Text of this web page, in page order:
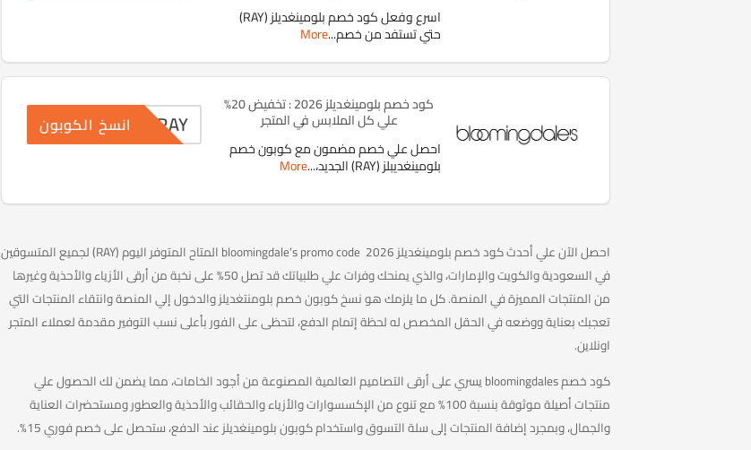
اسرع وفعل كود خصم بلومينغديلز (RAY)
حتي تستفد من خصم...
More
كود خصم بلومينغديلز 2026 : تخفيض 20%
علي كل الملابس في المتجر
احصل علي خصم مضمون مع كوبون خصم
بلومينغديبلز (RAY) الجديد، ...
More
RAY انسخ الكوبون
احصل الآن علي أحدث كود خصم بلومينغديلز 2026 bloomingdale’s promo code المتاح المتوفر اليوم (RAY) لجميع المتسوقين
في السعودية والكويت والإمارات، والذي يمنحك وفرات علي طلبياتك قد تصل 50% على نخبة من أرقى الأزياء والأحذية وغيرها
من المنتجات المميزة في المنصة. كل ما يلزمك هو نسخ كوبون خصم بلومنتغديلز والدخول إلي المنصة وانتقاء المنتجات التي
تعجبك بعناية ووضعه في الحقل المخصص له لحظة إتمام الدفع، لتحظى على الفور بأعلى نسب التوفير مقدمة لعملاء المتجر
اونلاين.
كود خصم bloomingdales يسري على أرقى التصاميم العالمية المصنوعة من أجود الخامات، مما يضمن لك الحصول علي
منتجات أصيلة موثوقة بنسبة 100% مع تنوع من الإكسسوارات والأزياء والحقائب والأحذية والعطور ومستحضرات العناية
والجمال، وبمجرد إضافة المنتجات إلى سلة التسوق واستخدام كوبون بلومينغديلز عند الدفع، ستحصل على خصم فوري 15%.